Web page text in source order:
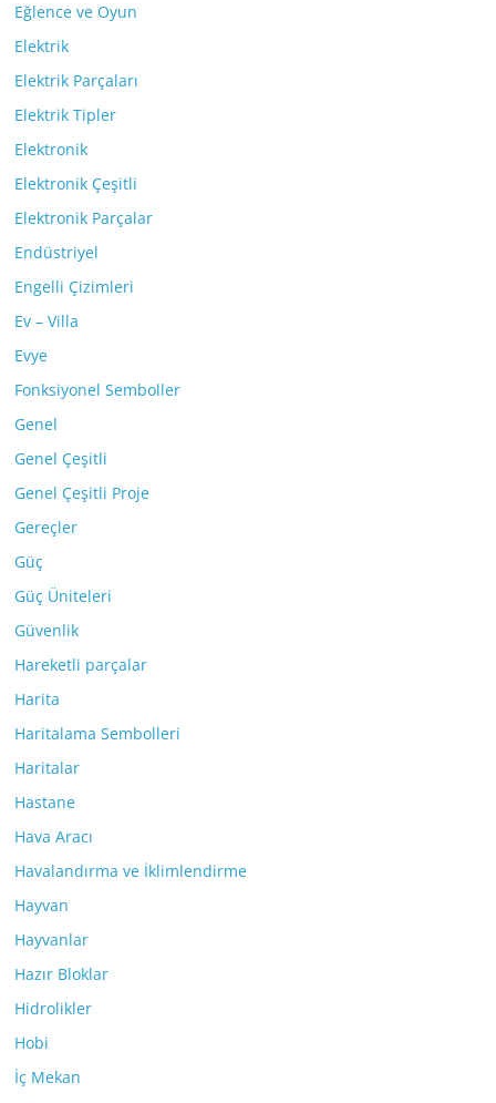
Eğlence ve Oyun
Elektrik
Elektrik Parçaları
Elektrik Tipler
Elektronik
Elektronik Çeşitli
Elektronik Parçalar
Endüstriyel
Engelli Çizimleri
Ev – Villa
Evye
Fonksiyonel Semboller
Genel
Genel Çeşitli
Genel Çeşitli Proje
Gereçler
Güç
Güç Üniteleri
Güvenlik
Hareketli parçalar
Harita
Haritalama Sembolleri
Haritalar
Hastane
Hava Aracı
Havalandırma ve İklimlendirme
Hayvan
Hayvanlar
Hazır Bloklar
Hidrolikler
Hobi
İç Mekan